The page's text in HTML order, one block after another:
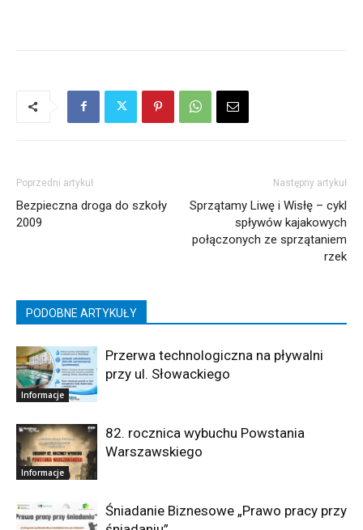
Poprzedni artykuł
Bezpieczna droga do szkoły
2009
Następny artykuł
Sprzątamy Liwę i Wisłę – cykl
spływów kajakowych
połączonych ze sprzątaniem
rzek
PODOBNE ARTYKUŁY
Informacje
Przerwa technologiczna na pływalni
przy ul. Słowackiego
Informacje
82. rocznica wybuchu Powstania
Warszawskiego
Śniadanie Biznesowe „Prawo pracy przy